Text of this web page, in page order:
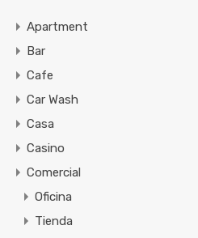
Apartment
Bar
Cafe
Car Wash
Casa
Casino
Comercial
Oficina
Tienda